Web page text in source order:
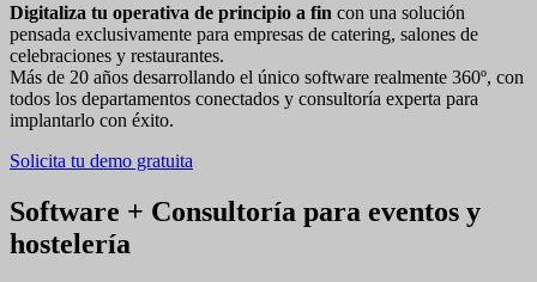
Digitaliza tu operativa de principio a fin con una solución
pensada exclusivamente para empresas de catering, salones de
celebraciones y restaurantes.
Más de 20 años desarrollando el único software realmente 360º, con
todos los departamentos conectados y consultoría experta para
implantarlo con éxito.
Solicita tu demo gratuita
Software + Consultoría para eventos y
hostelería